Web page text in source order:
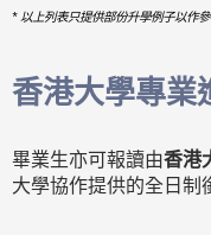
* 以上列表只提供部份升學例子以作參
香港大學專業
畢業生亦可報讀由香港
大學協作提供的全日制